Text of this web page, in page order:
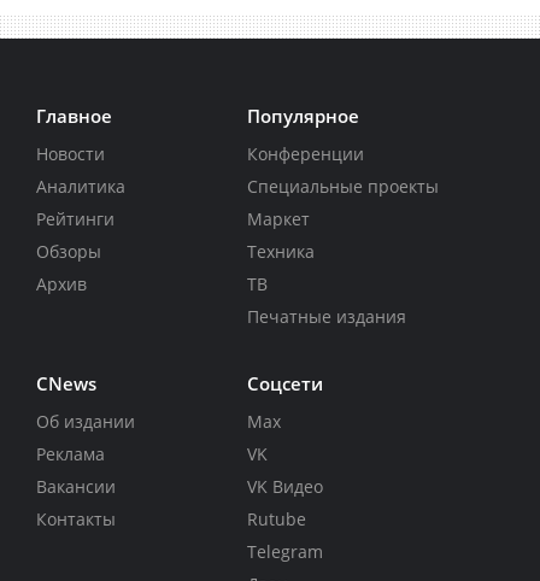
Главное
Новости
Аналитика
Рейтинги
Обзоры
Архив
Популярное
Конференции
Специальные проекты
Маркет
Техника
ТВ
Печатные издания
CNews
Об издании
Реклама
Вакансии
Контакты
Соцсети
Max
VK
VK Видео
Rutube
Telegram